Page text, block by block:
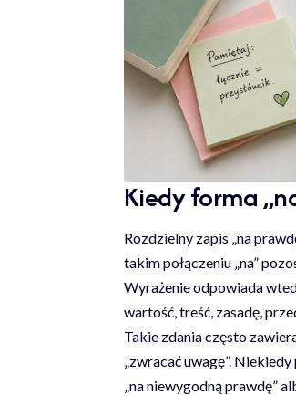
Kiedy forma
Rozdzielny zapis „na
takim połączeniu „na”
Wyrażenie odpowiada
wartość, treść, zasadę,
Takie zdania często
„zwracać uwagę”. Niekiedy
„na niewygodną prawdę”